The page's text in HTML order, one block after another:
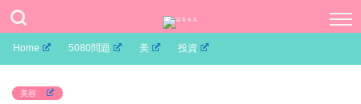
Home 5080問題 美 投資
美容